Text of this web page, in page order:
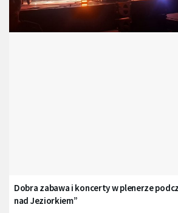
Dobra zabawa i koncerty w plenerze
nad Jeziorkiem”